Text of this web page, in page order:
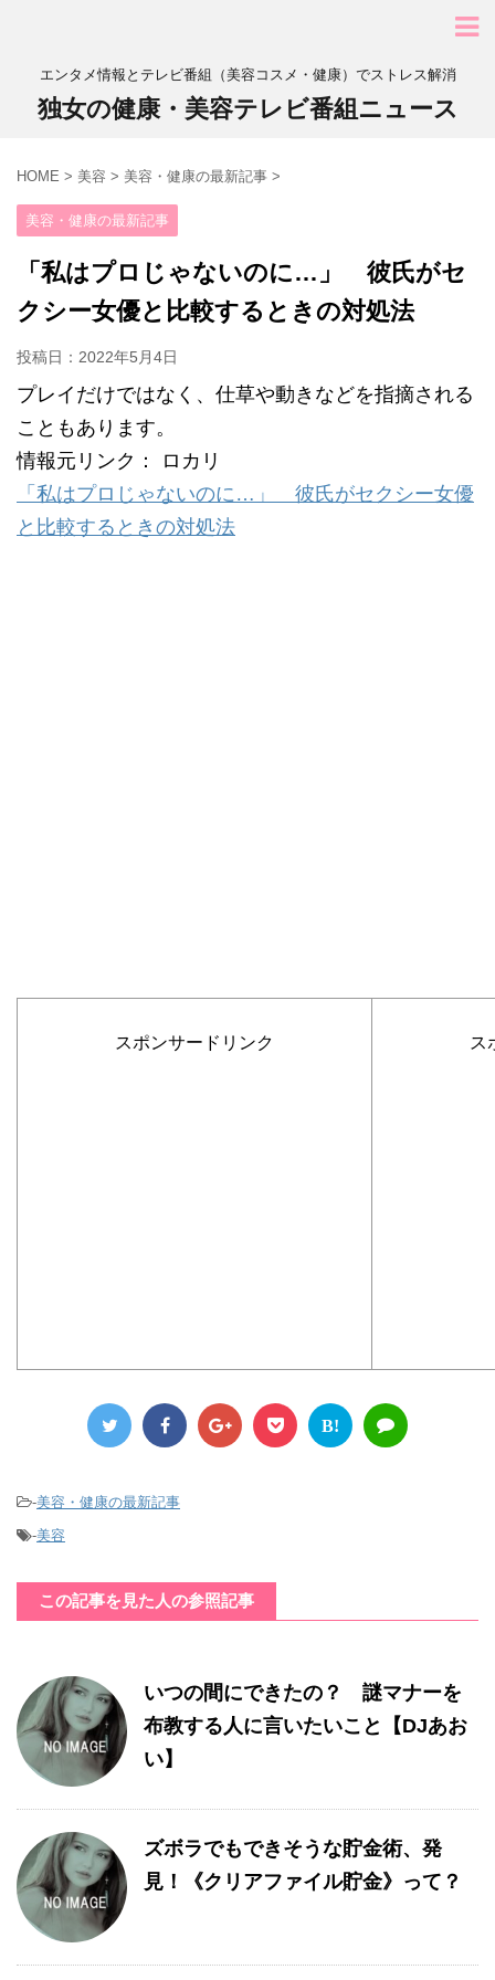
エンタメ情報とテレビ番組（美容コスメ・健康）でストレス解消
独女の健康・美容テレビ番組ニュース
HOME > 美容 > 美容・健康の最新記事 >
美容・健康の最新記事
「私はプロじゃないのに…」 彼氏がセ
クシー女優と比較するときの対処法
投稿日： 2022年5月4日
プレイだけではなく、仕草や動きなどを指摘される
こともあります。
情報元リンク： ロカリ
「私はプロじゃないのに…」 彼氏がセクシー女優
と比較するときの対処法
スポンサードリンク ス
B!
-美容・健康の最新記事
-美容
この記事を見た人の参照記事
いつの間にできたの？ 謎マナーを
布教する人に言いたいこと【DJあお
い】
ズボラでもできそうな貯金術、発
見！《クリアファイル貯金》って？